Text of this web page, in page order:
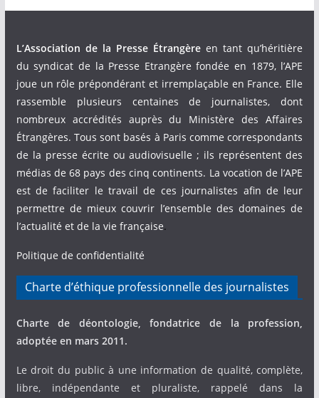
L’Association de la Presse Étrangèreen tant qu’héritière
du syndicat de la Presse Etrangère fondée en 1879, l’APE
joue un rôle prépondérant et irremplaçable en France. Elle
rassemble plusieurs centaines de journalistes, dont
nombreux accrédités auprès du Ministère des Affaires
Étrangères. Tous sont basés à Paris comme correspondants
de la presse écrite ou audiovisuelle ; ils représentent des
médias de 68 pays des cinq continents. La vocation de l’APE
est de faciliter le travail de ces journalistes afin de leur
permettre de mieux couvrir l’ensemble des domaines de
l’actualité et de la vie française.
Politique de confidentialité
Charte d’éthique professionnelle des journalistes
Charte de déontologie, fondatrice de la profession,
adoptée en mars 2011.
Le droit du public à une information de qualité, complète,
libre, indépendante et pluraliste, rappelé dans la